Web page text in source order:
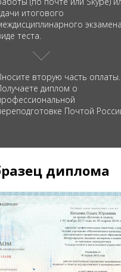
итогового
теста.
вторую часть оплаты.
диплом о
Почтой
диплома